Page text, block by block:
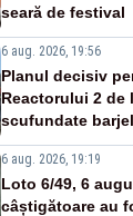
seară de festival
6 aug. 2026, 19:56
Planul decisiv
Reactorului 2 de
scufundate
6 aug. 2026, 19:19
Loto 6/49, 6
câștigătoare au